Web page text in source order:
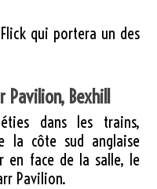
qui portera un des
Bexhill
dans les trains,
la côte sud anglaise
en face de la salle, le
Pavilion.